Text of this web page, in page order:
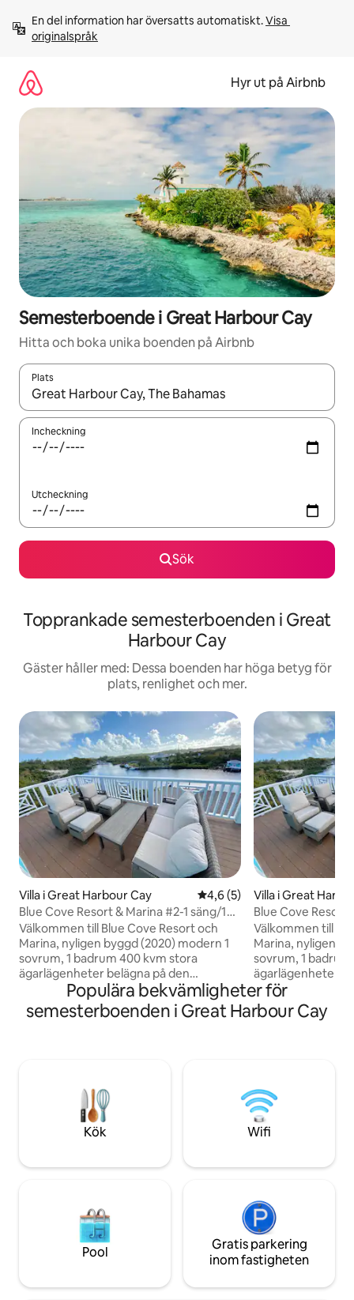
innehåll
En del information har översatts automatiskt. Visa
originalspråk
Hyr ut på Airbnb
Semesterboende i Great Harbour Cay
Hitta och boka unika boenden på Airbnb
Plats
När resultaten är tillgängliga kan du navigera med upp- och
Incheckning
Utcheckning
Sök
Topprankade semesterboenden i Great
Harbour Cay
Gäster håller med: Dessa boenden har höga betyg för
plats, renlighet och mer.
Villa i Great Harbour Cay 4,6 av 5 i genomsnittligt
4,6 (5)
Blue Cove Resort & Marina #2-1 säng/1
badrum Hbr Front
Välkommen till Blue Cove Resort och
Marina, nyligen byggd (2020) modern 1
sovrum, 1 badrum 400 kvm stora
ägarlägenheter belägna på den
berömda orkanen Hole Marina. Resorten
ligger 2 minuters bilresa eller 5 minuters
promenad till den nästan 7 miles långa
koppla av och låta dina påfrestningar
rinna av vårt lilla tropiska gömställe.
Villa i Great
Blue Cove Resort
badrum Hbr Front
Välkommen till
Marina, nyligen
sovrum, 1
ägarlägenheter
berömda
ligger 2 minuters
promenad till den
koppla av och
rinna av vårt lilla
Populära bekvämligheter för
semesterboenden i Great Harbour Cay
Kök Wifi
Pool
Gratis parkering
inom fastigheten